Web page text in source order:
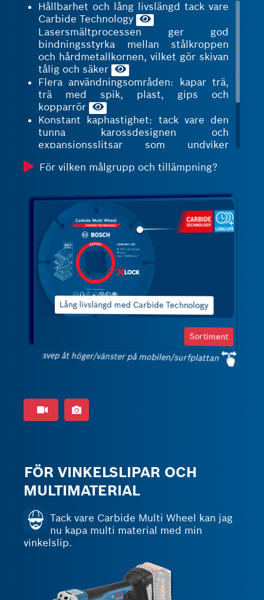
Hållbarhet och lång livslängd tack vare
Carbide Technology
Lasersmältprocessen ger god
bindningsstyrka mellan stålkroppen
och hårdmetallkornen, vilket gör skivan
tålig och säker
Flera användningsområden: kapar trä,
trä med spik, plast, gips och
kopparrör
Konstant kaphastighet: tack vare den
tunna karossdesignen och
expansionsslitsar som undviker
X-LOCK-anslutninget för diametrarna
skiva
Bekvämt för vissa tillämpningar genom
att det också finns tillgängligt för
minivinkelslipar (diameter 76 mm)
För vilken målgrupp och tillämpning?
med Carbide Technology
Sortiment
svep åt höger/vänster på mobilen/surfplattan
FÖR VINKELSLIPAR OCH
MULTIMATERIAL
Tack vare Carbide Multi Wheel kan jag
nu kapa multi material med min
vinkelslip.